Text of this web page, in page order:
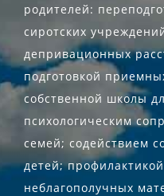
родителей:
сиротских
депривационных
подготовкой
собственной школы
психологическим
семей; содействием
детей;
неблагополучных